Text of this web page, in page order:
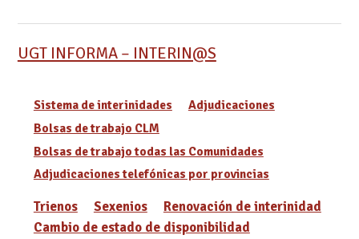
UGT INFORMA – INTERIN@S
Sistema de interinidades
Adjudicaciones
Bolsas de trabajo CLM
Bolsas de trabajo todas las Comunidades
Adjudicaciones telefónicas por provincias
Trienos Sexenios
Renovación de interinidad
Cambio de estado de disponibilidad